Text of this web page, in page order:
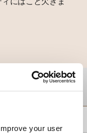
your user